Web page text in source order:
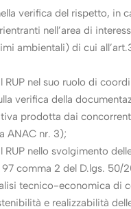
verifica del rispetto, in
nell’area di
ambientali) di cui
RUP nel suo ruolo di
verifica della
prodotta dai
ANAC nr. 3);
RUP nello svolgimento
97 comma 2 del D.lgs. 50/
tecnico-economica di
e realizzabilità